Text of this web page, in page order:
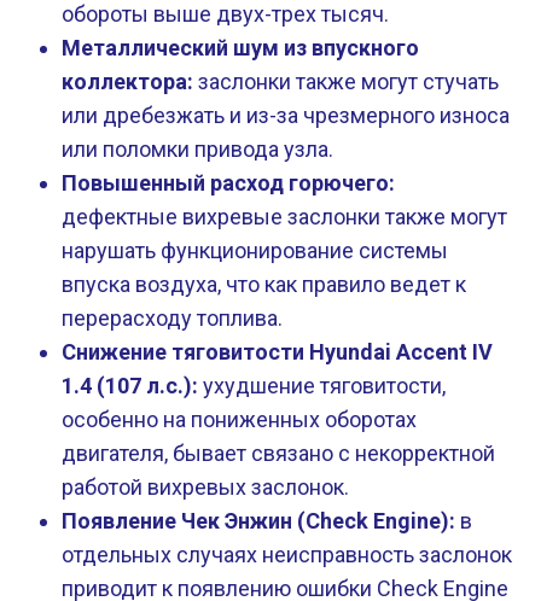
обороты выше двух-трех тысяч.
Металлический шум из впускного
коллектора: заслонки также могут стучать
или дребезжать и из-за чрезмерного износа
или поломки привода узла.
Повышенный расход горючего:
дефектные вихревые заслонки также могут
нарушать функционирование системы
впуска воздуха, что как правило ведет к
перерасходу топлива.
Снижение тяговитости Hyundai Accent IV
1.4 (107 л.с.): ухудшение тяговитости,
особенно на пониженных оборотах
двигателя, бывает связано с некорректной
работой вихревых заслонок.
Появление Чек Энжин (Check Engine): в
отдельных случаях неисправность заслонок
приводит к появлению ошибки Check Engine